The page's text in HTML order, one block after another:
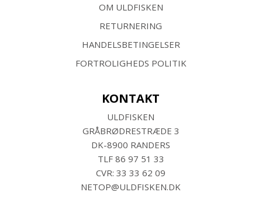
OM ULDFISKEN
RETURNERING
HANDELSBETINGELSER
FORTROLIGHEDS POLITIK
KONTAKT
ULDFISKEN
GRÅBRØDRESTRÆDE 3
DK-8900 RANDERS
TLF 86 97 51 33
CVR: 33 33 62 09
NETOP@ULDFISKEN.DK